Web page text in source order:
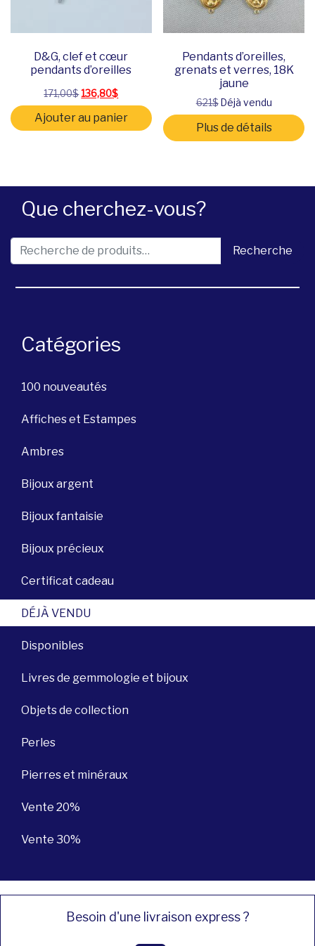
Que cherchez-vous?
Recherche pour : Recherche
Catégories
100 nouveautés
Affiches et Estampes
Ambres
Bijoux argent
Bijoux fantaisie
Bijoux précieux
Certificat cadeau
DÉJÀ VENDU
Disponibles
Livres de gemmologie et bijoux
Objets de collection
Perles
Pierres et minéraux
Vente 20%
Vente 30%
Besoin d'une livraison express ?
D&G, clef et cœur
pendants d’oreilles
171,00$Le prix initial était : 171,00$.
136,80$Le prix actuel est : 136,80$.
Ajouter au panier
Pendants d’oreilles,
grenats et verres, 18K
jaune
621$Déjà vendu
Plus de détails